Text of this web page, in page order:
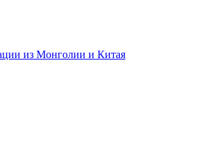
из Монголии и Китая